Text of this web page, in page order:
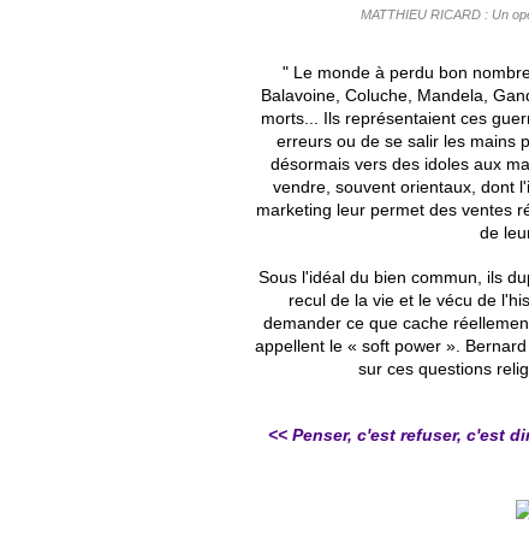
MATTHIEU RICARD : Un
" Le monde à perdu bon
Balavoine, Coluche, Mandela,
morts... Ils représentaient ces
erreurs ou de se salir les mains
désormais vers des idoles aux
vendre, souvent orientaux, dont
marketing leur permet des ventes
de
Sous l'idéal du bien commun, ils
recul de la vie et le vécu de
demander ce que cache
appellent le « soft power ».
sur ces questions
<< Penser, c'est refuser, c'est